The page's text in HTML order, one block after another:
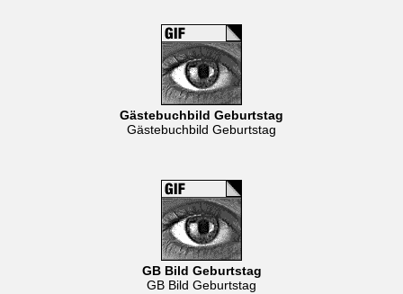
Gästebuchbild Geburtstag
Gästebuchbild Geburtstag
GB Bild Geburtstag
GB Bild Geburtstag